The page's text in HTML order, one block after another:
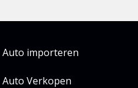
Auto importeren
Auto Verkopen